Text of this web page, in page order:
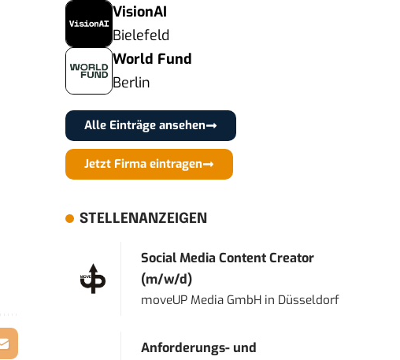
VisionAI
Bielefeld
World Fund
Berlin
Alle Einträge ansehen
Jetzt Firma eintragen
STELLENANZEIGEN
Social Media Content Creator
(m/w/d)
moveUP Media GmbH in Düsseldorf
Anforderungs- und